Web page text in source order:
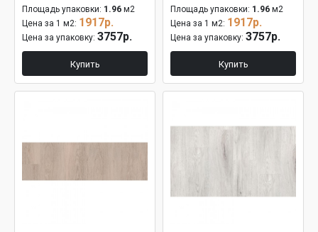
Площадь упаковки: 1.96 м2
Цена за 1 м2: 1917р.
Цена за упаковку: 3757р.
Купить
Площадь упаковки: 1.96 м2
Цена за 1 м2: 1917р.
Цена за упаковку: 3757р.
Купить